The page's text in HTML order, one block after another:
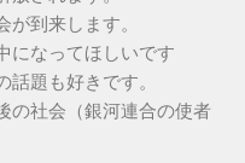
到来します。
になってほしいです
題も好きです。
の社会（銀河連合の使者